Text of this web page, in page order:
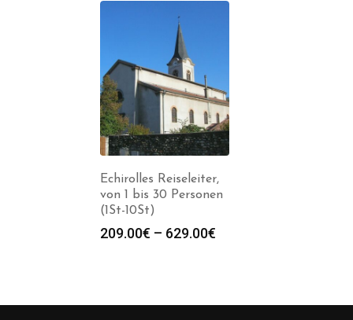
Echirolles Reiseleiter,
von 1 bis 30 Personen
(1St-10St)
209.00€ – 629.00€